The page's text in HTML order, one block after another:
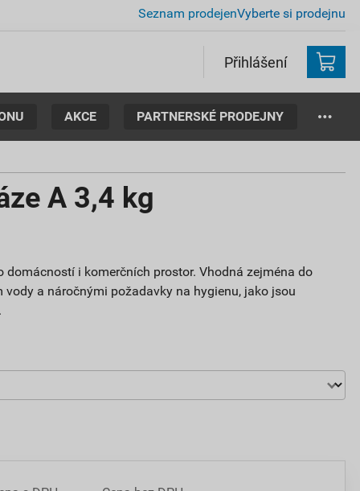
Seznam prodejenVyberte si prodejnu
Přihlášení
AKCE PARTNERSKÉ PRODEJNY
A 3,4 kg
domácností i komerčních prostor. Vhodná zejména do
vody a náročnými požadavky na hygienu, jako jsou